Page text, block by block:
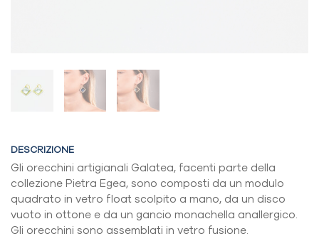
DESCRIZIONE
Gli orecchini artigianali Galatea, facenti parte della
collezione Pietra Egea, sono composti da un modulo
quadrato in vetro float scolpito a mano, da un disco
vuoto in ottone e da un gancio monachella anallergico.
Gli orecchini sono assemblati in vetro fusione.